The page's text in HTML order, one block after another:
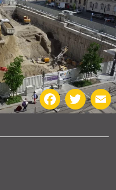
FacebookTwitter